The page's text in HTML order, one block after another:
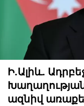
Ի.Ալիև.
ազնիվ